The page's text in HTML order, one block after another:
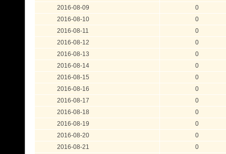
2016-08-09
0
2016-08-10
0
2016-08-11
0
2016-08-12
0
2016-08-13
0
2016-08-14
0
2016-08-15
0
2016-08-16
0
2016-08-17
0
2016-08-18
0
2016-08-19
0
2016-08-20
0
2016-08-21
0